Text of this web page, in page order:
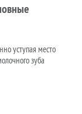
уступая место
зуба